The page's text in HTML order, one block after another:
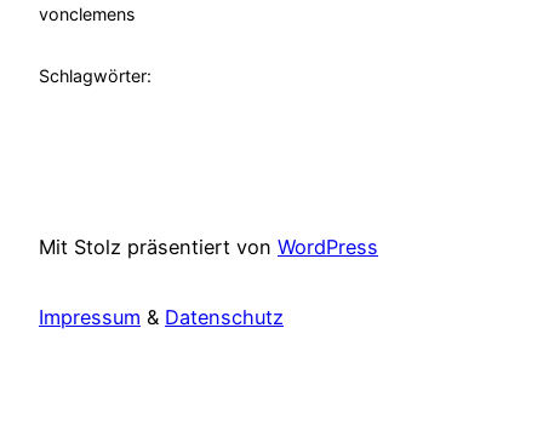
vonclemens
Schlagwörter:
Mit Stolz präsentiert von WordPress
Impressum & Datenschutz